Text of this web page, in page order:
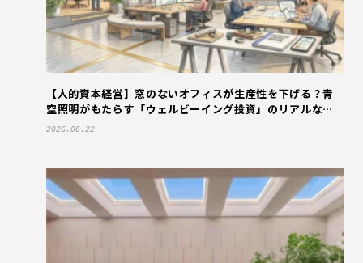
【人的資本経営】窓のないオフィスが生産性を下げる？青
空照明がもたらす「ウェルビーイング投資」のリアルな経
済効果
2026.06.22